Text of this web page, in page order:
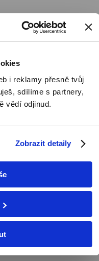
i reklamy přesně tvůj
sdílíme s partnery,
vědí odjinud.
Zobrazit detaily
srdce
je místem, kde se
magické světy.
šimpanzů, slonů
svět. Jezero má mnoho
Zažít zde můžeme
bouře s vlnobitím a pod
kraby a dokonce houby.